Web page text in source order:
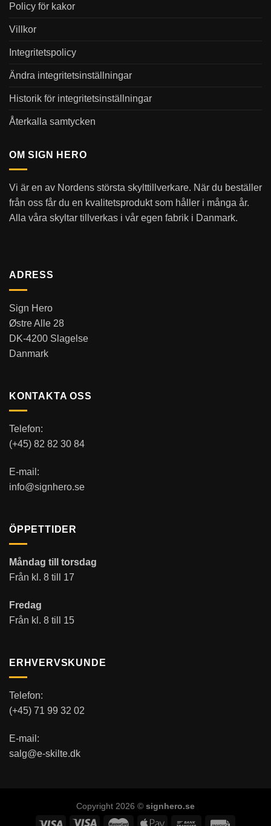
Policy för kakor
Villkor
Integritetspolicy
Ändra integritetsinställningar
Historik för integritetsinställningar
Återkalla samtycken
OM SIGN HERO
Vi är en av Nordens största skylttillverkare. När du beställer
från oss får du en kvalitetsprodukt som håller i många år.
Alla våra skyltar tillverkas i vår egen fabrik i Danmark.
ADRESS
Sign Hero
Østre Alle 28
DK-4200 Slagelse
Danmark
KONTAKTA OSS
Telefon:
(+45) 82 82 30 84
E-mail:
info@signhero.se
ÖPPETTIDER
Måndag till torsdag
Från kl. 8 till 17
Fredag
Från kl. 8 till 15
ERHVERVSKUNDE
Telefon:
(+45) 71 99 32 02
E-mail:
salg@e-skilte.dk
Copyright 2026 © signhero.se